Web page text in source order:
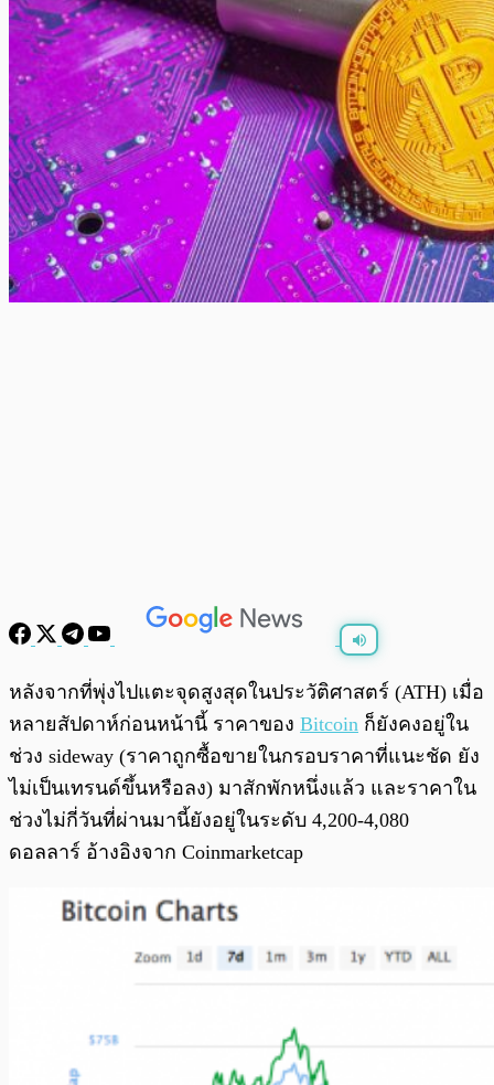
พร้อมเล่น 0:00
หลังจากที่พุ่งไปแตะจุดสูงสุดในประวัติศาสตร์ (ATH) เมื่อ
หลายสัปดาห์ก่อนหน้านี้ ราคาของ Bitcoin ก็ยังคงอยู่ใน
ช่วง sideway (ราคาถูกซื้อขายในกรอบราคาที่แนะชัด ยัง
ไม่เป็นเทรนด์ขึ้นหรือลง) มาสักพักหนึ่งแล้ว และราคาใน
ช่วงไม่กี่วันที่ผ่านมานี้ยังอยู่ในระดับ 4,200-4,080
ดอลลาร์ อ้างอิงจาก Coinmarketcap